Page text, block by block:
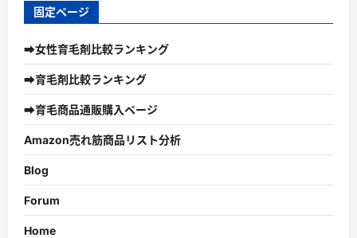
固定ページ
➡女性育毛剤比較ランキング
➡育毛剤比較ランキング
➡育毛商品通販購入ページ
Amazon売れ筋商品リスト分析
Blog
Forum
Home